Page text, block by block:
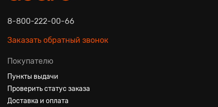
8-800-222-00-66
Заказать обратный звонок
Покупателю
Пункты выдачи
Проверить статус заказа
Доставка и оплата